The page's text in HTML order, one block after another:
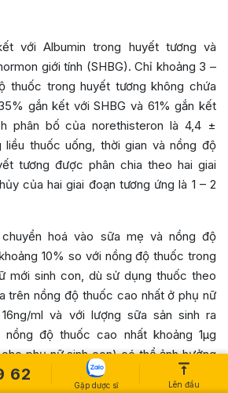
với Albumin trong huyết tương và
giới tính (SHBG). Chỉ khoảng 3 –
thuốc trong huyết tương không chứa
gắn kết với SHBG và 61% gắn kết
phân bố của norethisteron là 4,4 ±
liều thuốc uống, thời gian và nồng độ
tương được phân chia theo hai giai
của hai giai đoạn tương ứng là 1 – 2
hoá vào sữa mẹ và nồng độ
10% so với nồng độ thuốc trong
mới sinh con, dù sử dụng thuốc theo
trên nồng độ thuốc cao nhất ở phụ nữ
ml và với lượng sữa sản sinh ra
nồng độ thuốc cao nhất khoảng 1µg
phụ nữ sinh con) có thể ảnh hưởng
62
Gặp dược sĩ Lên đầu